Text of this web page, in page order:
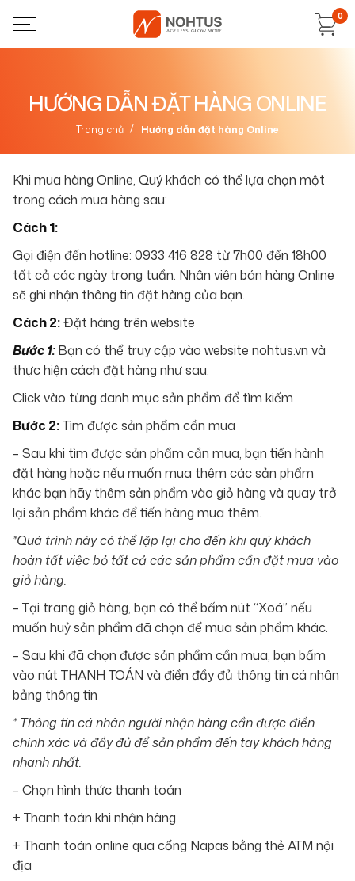
0
HƯỚNG DẪN ĐẶT HÀNG ONLINE
Trang chủ / Hướng dẫn đặt hàng Online
Khi mua hàng Online, Quý khách có thể lựa chọn một
trong cách mua hàng sau:
Cách 1:
Gọi điện đến hotline: 0933 416 828 từ 7h00 đến 18h00
tất cả các ngày trong tuần. Nhân viên bán hàng Online
sẽ ghi nhận thông tin đặt hàng của bạn.
Cách 2:Đặt hàng trên website
Bước 1:Bạn có thể truy cập vào website nohtus.vn và
thực hiện cách đặt hàng như sau:
Click vào từng danh mục sản phẩm để tìm kiếm
Bước 2:Tìm được sản phẩm cần mua
– Sau khi tìm được sản phẩm cần mua, bạn tiến hành
đặt hàng hoặc nếu muốn mua thêm các sản phẩm
khác bạn hãy thêm sản phẩm vào giỏ hàng và quay trở
lại sản phẩm khác để tiến hàng mua thêm.
*Quá trình này có thể lặp lại cho đến khi quý khách
hoàn tất việc bỏ tất cả các sản phẩm cần đặt mua vào
giỏ hàng.
– Tại trang giỏ hàng, bạn có thể bấm nút “Xoá” nếu
muốn huỷ sản phẩm đã chọn để mua sản phẩm khác.
– Sau khi đã chọn được sản phẩm cần mua, bạn bấm
vào nút THANH TOÁN và điền đầy đủ thông tin cá nhân
bảng thông tin
* Thông tin cá nhân người nhận hàng cần được điền
chính xác và đầy đủ để sản phẩm đến tay khách hàng
nhanh nhất.
– Chọn hình thức thanh toán
+ Thanh toán khi nhận hàng
+ Thanh toán online qua cổng Napas bằng thẻ ATM nội
địa